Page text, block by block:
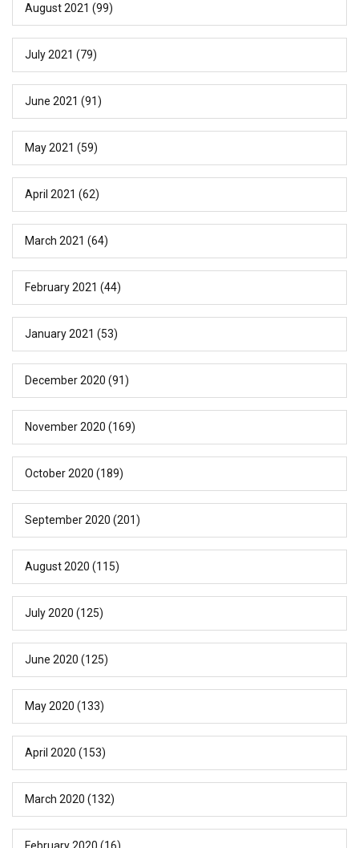
August 2021 (99)
July 2021 (79)
June 2021 (91)
May 2021 (59)
April 2021 (62)
March 2021 (64)
February 2021 (44)
January 2021 (53)
December 2020 (91)
November 2020 (169)
October 2020 (189)
September 2020 (201)
August 2020 (115)
July 2020 (125)
June 2020 (125)
May 2020 (133)
April 2020 (153)
March 2020 (132)